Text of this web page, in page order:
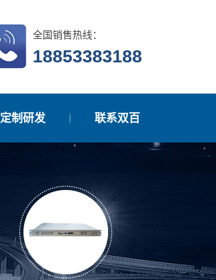
全国销售热线：
18853383188
定制研发 联系双百